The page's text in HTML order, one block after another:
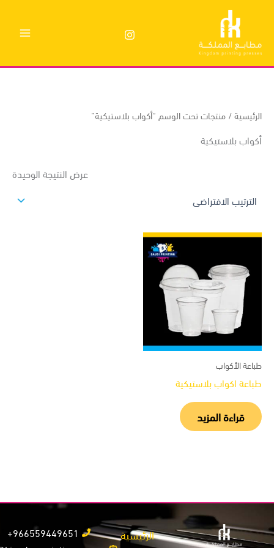
/ منتجات تحت الوسم “أكواب بلاستيكية”
بلاستيكية
عرض النتيجة الوحيدة
الأكواب
اكواب بلاستيكية
قراءة المزيد
الرئيسية
966559449651+